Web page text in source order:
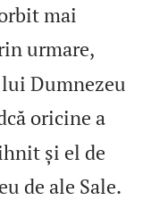
mai
urmare,
Dumnezeu
oricine a
și el de
de ale Sale.